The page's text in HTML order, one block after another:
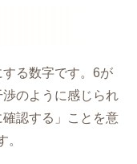
る数字です。6が
のように感じられ
認する」ことを意
。